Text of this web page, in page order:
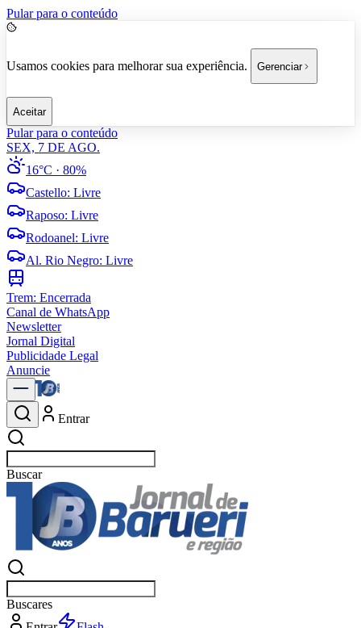
Pular para o conteúdo
Usamos cookies para melhorar sua experiência. Gerenciar
Aceitar
Pular para o conteúdo
SEX, 7 DE AGO.
16°C · 80%
Castello: Livre
Raposo: Livre
Rodoanel: Livre
Al. Rio Negro: Livre
Trem: Encerrada
Canal de WhatsApp
Newsletter
Jornal Digital
Publicidade Legal
Anuncie
Entrar
Buscarnotícias
Buscarnotíci